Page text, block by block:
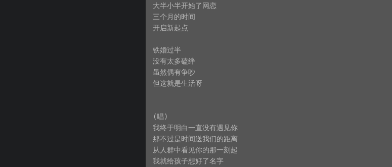
大半小半开始了网恋
三个月的时间
开启新起点
铁婚过半
没有太多磕绊
虽然偶有争吵
但这就是生活呀
(唱)
我终于明白一直没有遇见你
那不过是时间送我们的距离
从人群中看见你的那一刻起
我就给孩子想好了名字